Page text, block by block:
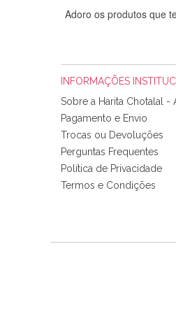
Adoro os produtos que
Tudo chegou em
padrão e cores
INFORMAÇÕES
Sobre a Harita Chotalal -
Pagamento e Envio
Trocas ou Devoluções
Perguntas Frequentes
Política de Privacidade
Termos e Condições